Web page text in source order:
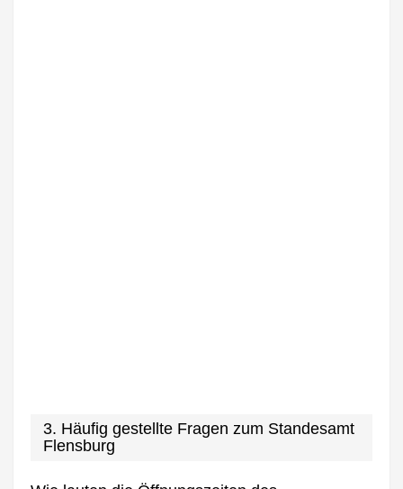
3. Häufig gestellte Fragen zum Standesamt
Flensburg